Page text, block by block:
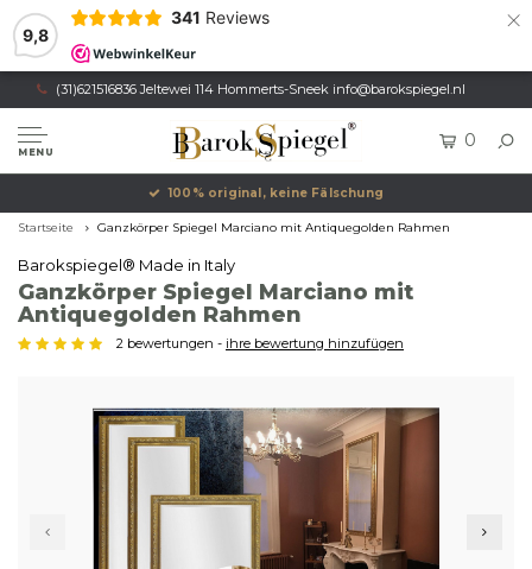
9,8
341 Reviews ×
(31)621516836 Jeltewei 114 Hommerts-Sneek info@barokspiegel.nl
MENU
0
100% original, keine Fälschung
Startseite Ganzkörper Spiegel Marciano mit Antiquegolden Rahmen
Barokspiegel® Made in Italy
Ganzkörper Spiegel Marciano mit
Antiquegolden Rahmen
2 bewertungen - ihre bewertung hinzufügen